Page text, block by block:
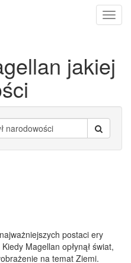
jakiej
postaci ery
Magellan opłynął świat,
na temat Ziemi.